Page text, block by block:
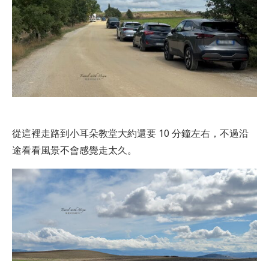
從這裡走路到小耳朵教堂大約還要 10 分鐘左右，不過沿
途看看風景不會感覺走太久。